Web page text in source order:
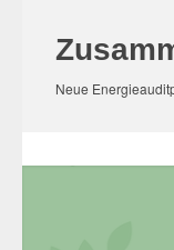
Neue